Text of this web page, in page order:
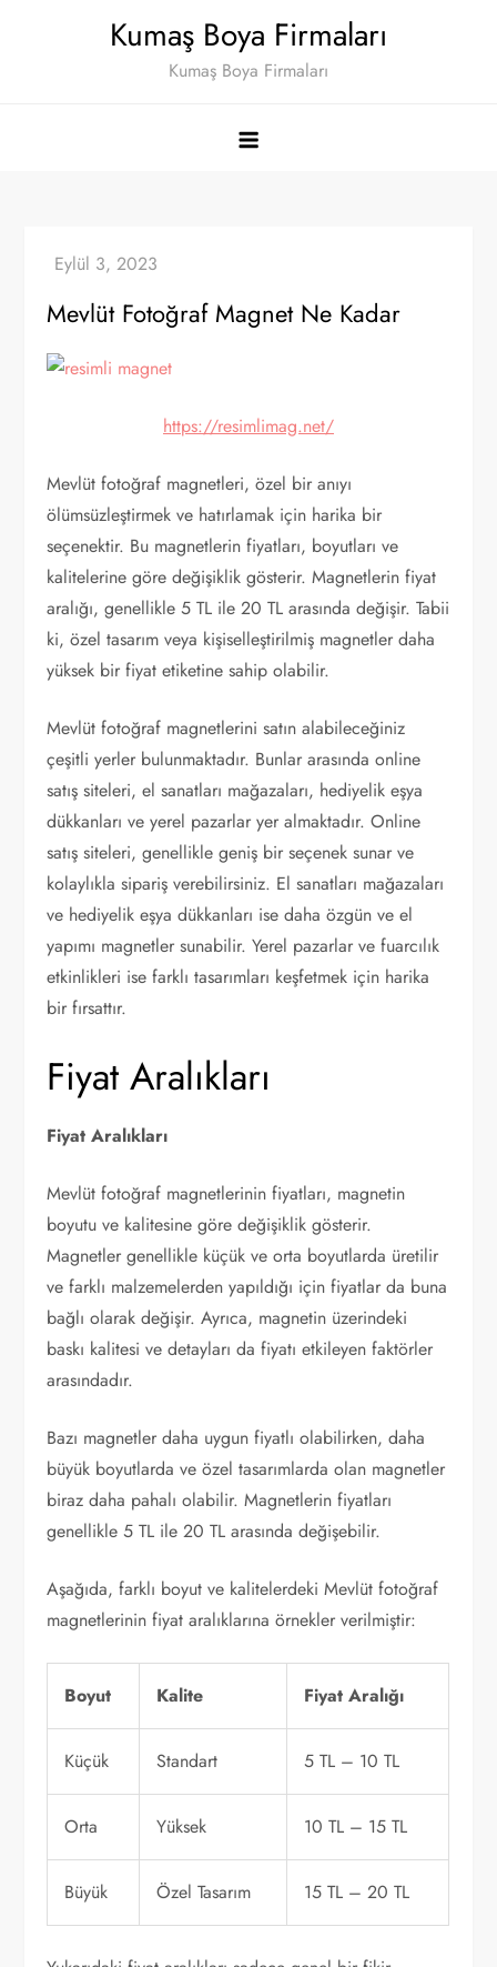
Kumaş Boya Firmaları
Kumaş Boya Firmaları
Mevlüt Fotoğraf Magnet Ne Kadar
https://resimlimag.net/
Mevlüt fotoğraf magnetleri, özel bir anıyı
ölümsüzleştirmek ve hatırlamak için harika bir
seçenektir. Bu magnetlerin fiyatları, boyutları ve
kalitelerine göre değişiklik gösterir. Magnetlerin fiyat
aralığı, genellikle 5 TL ile 20 TL arasında değişir. Tabii
ki, özel tasarım veya kişiselleştirilmiş magnetler daha
yüksek bir fiyat etiketine sahip olabilir.
Mevlüt fotoğraf magnetlerini satın alabileceğiniz
çeşitli yerler bulunmaktadır. Bunlar arasında online
satış siteleri, el sanatları mağazaları, hediyelik eşya
dükkanları ve yerel pazarlar yer almaktadır. Online
satış siteleri, genellikle geniş bir seçenek sunar ve
kolaylıkla sipariş verebilirsiniz. El sanatları mağazaları
ve hediyelik eşya dükkanları ise daha özgün ve el
yapımı magnetler sunabilir. Yerel pazarlar ve fuarcılık
etkinlikleri ise farklı tasarımları keşfetmek için harika
bir fırsattır.
Fiyat Aralıkları
Fiyat Aralıkları
Mevlüt fotoğraf magnetlerinin fiyatları, magnetin
boyutu ve kalitesine göre değişiklik gösterir.
Magnetler genellikle küçük ve orta boyutlarda üretilir
ve farklı malzemelerden yapıldığı için fiyatlar da buna
bağlı olarak değişir. Ayrıca, magnetin üzerindeki
baskı kalitesi ve detayları da fiyatı etkileyen faktörler
arasındadır.
Bazı magnetler daha uygun fiyatlı olabilirken, daha
büyük boyutlarda ve özel tasarımlarda olan magnetler
biraz daha pahalı olabilir. Magnetlerin fiyatları
genellikle 5 TL ile 20 TL arasında değişebilir.
Aşağıda, farklı boyut ve kalitelerdeki Mevlüt fotoğraf
magnetlerinin fiyat aralıklarına örnekler verilmiştir:
Boyut Kalite Fiyat Aralığı
Küçük Standart 5 TL – 10 TL
Orta Yüksek 10 TL – 15 TL
Büyük Özel Tasarım 15 TL – 20 TL